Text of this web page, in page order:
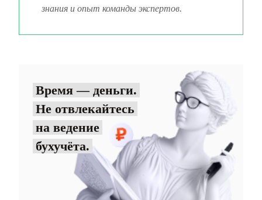
знания и опыт команды экспертов.
Время — деньги.
Не отвлекайтесь
на ведение
бухучёта.